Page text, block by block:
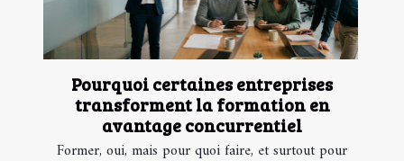
Pourquoi certaines entreprises
transforment la formation en
avantage concurrentiel
Former, oui, mais pour quoi faire, et surtout pour